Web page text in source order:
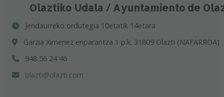
Olaztiko Udala / Ayuntamiento de
Jendaurreko ordutegia 10etatik 14etara
Garzia Ximenez enparantza 1 p.k. 31809 Olazti (NAFARROA)
948 56 24 46
olazti@olazti.com